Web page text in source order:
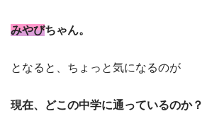
みやびちゃん。
となると、ちょっと気になるのが
現在、どこの中学に通っているのか？